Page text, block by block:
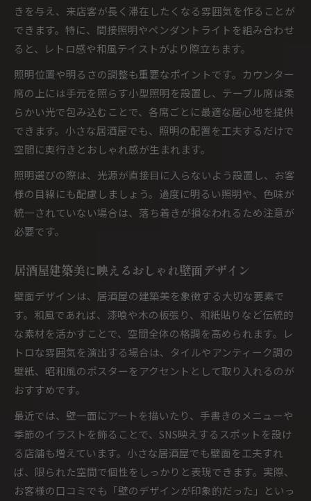
きを与え、来店客が長く滞在したくなる雰囲気を作ることが
できます。特に、間接照明やペンダントライトを組み合わせ
ると、レトロ感や和風テイストがより際立ちます。
照明位置や明るさの調整も重要なポイントです。カウンター
席の上には手元を照らす小型照明を設置し、テーブル席は柔
らかい光で包み込むことで、各席ごとに最適な居心地を提供
できます。小さな居酒屋でも、照明の配置を工夫するだけで
空間に奥行きとおしゃれ感が生まれます。
照明選びの際は、光源が直接目に入らないよう設置し、お客
様の目線にも配慮しましょう。過度に明るい照明や、色味が
統一されていない場合は、落ち着きが損なわれるため注意が
必要です。
居酒屋建築美に映えるおしゃれ壁面デザイン
壁面デザインは、居酒屋の建築美を象徴する大切な要素で
す。和風であれば、漆喰や木の板張り、和紙貼りなど伝統的
な素材を活かすことで、空間全体の格調を高められます。レ
トロな雰囲気を演出する場合は、タイルやアンティーク調の
壁紙、昭和風のポスターをアクセントとして取り入れるのが
おすすめです。
最近では、壁一面にアートを描いたり、手書きのメニューや
季節のイラストを飾ることで、SNS映えするスポットを設け
る店舗も増えています。小さな居酒屋でも壁面を工夫すれ
ば、限られた空間で個性をしっかりと表現できます。実際、
お客様の口コミでも「壁のデザインが印象的だった」といっ